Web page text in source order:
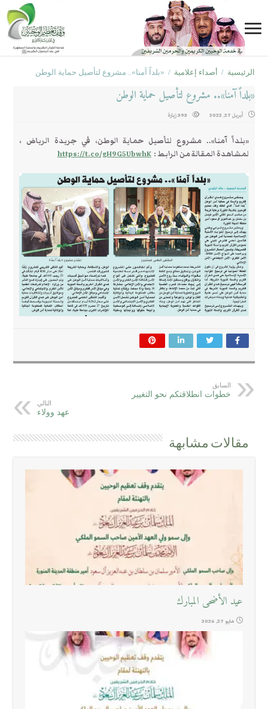
الرئيسية / أصداء إعلامية / «بلداً آمنا».. مشروع لتأصيل حماية الوطن
«بلداً آمنا».. مشروع لتأصيل حماية الوطن
أبريل 27, 2022 393 زيارة
«بلداً آمنا».. مشروع لتأصيل حماية الوطن، في جريدة الرياض ،
لمشاهدة المقالة من الرابط :https://t.co/gH9G5UbwhK
السابق
خطوات انطلاقتكم نحو التغيير
التالي
عهد وولاء
مقالات مشابهة
عيد الأضحى المبارك
مايو 27, 2026